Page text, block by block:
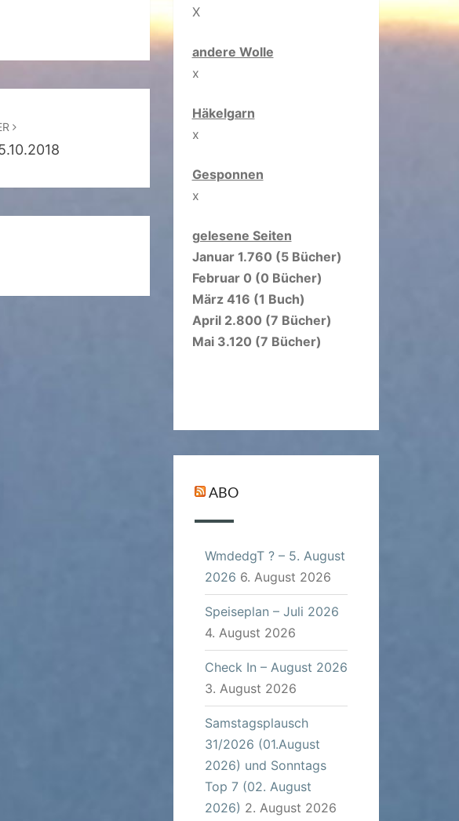
X
andere Wolle
x
Häkelgarn
x
Gesponnen
x
gelesene Seiten
Januar 1.760 (5 Bücher)
Februar 0 (0 Bücher)
März 416 (1 Buch)
April 2.800 (7 Bücher)
Mai 3.120 (7 Bücher)
ABO
WmdedgT ? – 5. August
2026 6. August 2026
Speiseplan – Juli 2026
4. August 2026
Check In – August 2026
3. August 2026
Samstagsplausch
31/2026 (01.August
2026) und Sonntags
Top 7 (02. August
2026) 2. August 2026